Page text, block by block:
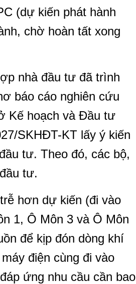
(dự kiến phát hành
chờ hoàn tất xong
nhà đầu tư đã trình
báo cáo nghiên cứu
Kế hoạch và Đầu tư
SKHĐT-KT lấy ý kiến
tư. Theo đó, các bộ,
tư.
hơn dự kiến (đi vào
1, Ô Môn 3 và Ô Môn
để kịp đón dòng khí
điện cùng đi vào
ứng nhu cầu cần bao